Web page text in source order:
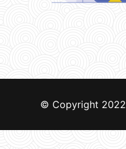
© Copyright 2022